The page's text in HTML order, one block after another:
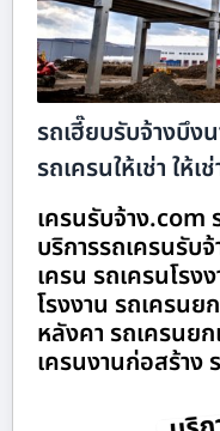
รถเฮี๊ยบรับจ้างบึง
รถเครนให้เช่า ให้
เครนรับจ้าง.com
บริการรถเครนรับจ้
เครน รถเครนโรง
โรงงาน รถเครน
หลังคา รถเครนย
เครนงานก่อสร้าง